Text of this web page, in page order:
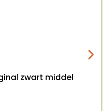
zwart middel